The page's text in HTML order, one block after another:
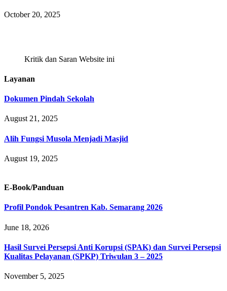
October 20, 2025
Kritik dan Saran Website ini
Layanan
Dokumen Pindah Sekolah
August 21, 2025
Alih Fungsi Musola Menjadi Masjid
August 19, 2025
E-Book/Panduan
Profil Pondok Pesantren Kab. Semarang 2026
June 18, 2026
Hasil Survei Persepsi Anti Korupsi (SPAK) dan Survei Persepsi
Kualitas Pelayanan (SPKP) Triwulan 3 – 2025
November 5, 2025